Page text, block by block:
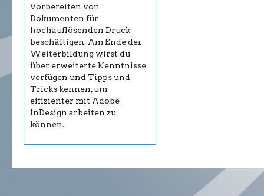
Vorbereiten von
Dokumenten für
hochauflösenden Druck
beschäftigen. Am Ende der
Weiterbildung wirst du
über erweiterte Kenntnisse
verfügen und Tipps und
Tricks kennen, um
effizienter mit Adobe
InDesign arbeiten zu
können.